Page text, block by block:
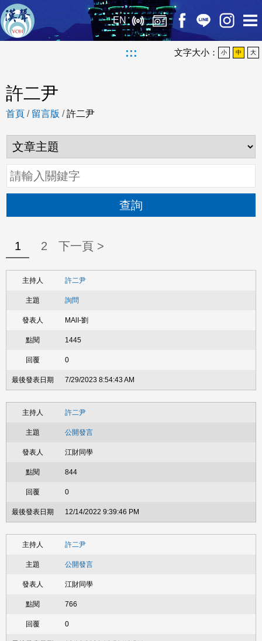
EN
::: 文字大小： 小 中 大
許二尹
首頁 / 留言版 /許二尹
查詢
1 2 下一頁 >
許二尹
詢問
MAlI-劉
1445
0
7/29/2023 8:54:43 AM
許二尹
公開發言
江財同學
844
0
12/14/2022 9:39:46 PM
許二尹
公開發言
江財同學
766
0